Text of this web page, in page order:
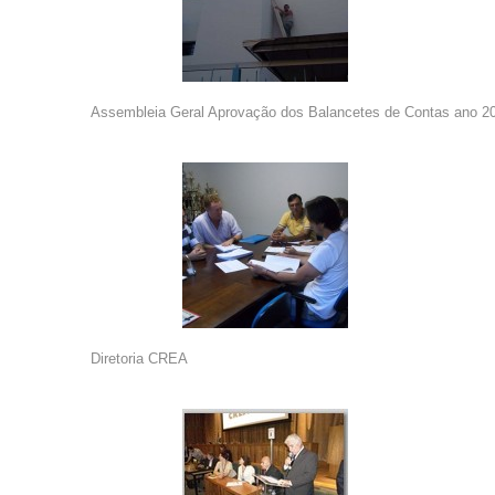
Assembleia Geral Aprovação dos Balancetes de Contas ano
Diretoria CREA